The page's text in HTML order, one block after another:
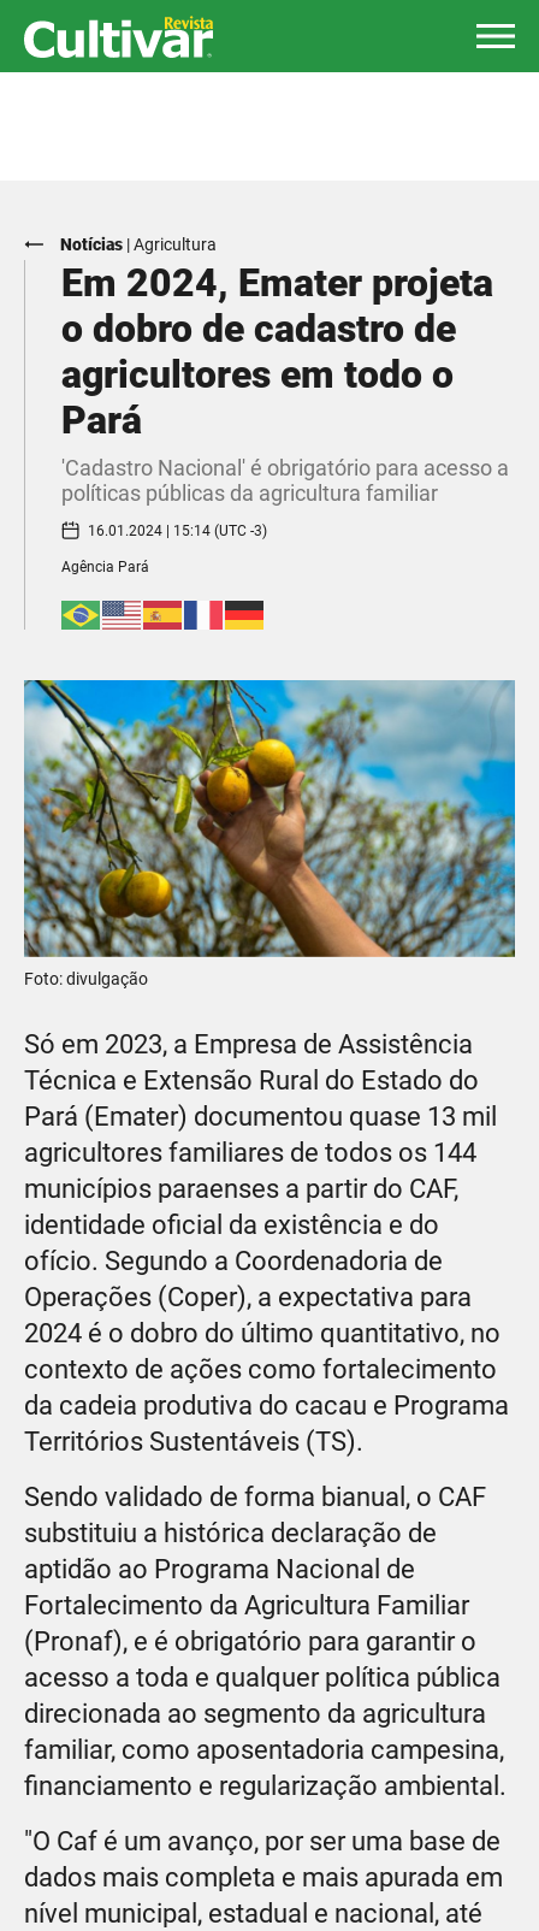
Notícias |Agricultura
Em 2024, Emater projeta
o dobro de cadastro de
agricultores em todo o
Pará
'Cadastro Nacional' é obrigatório para acesso a
políticas públicas da agricultura familiar
16.01.2024 | 15:14 (UTC -3)
Agência Pará
Foto: divulgação
Só em 2023, a Empresa de Assistência
Técnica e Extensão Rural do Estado do
Pará (Emater) documentou quase 13 mil
agricultores familiares de todos os 144
municípios paraenses a partir do CAF,
identidade oficial da existência e do
ofício. Segundo a Coordenadoria de
Operações (Coper), a expectativa para
2024 é o dobro do último quantitativo, no
contexto de ações como fortalecimento
da cadeia produtiva do cacau e Programa
Territórios Sustentáveis (TS).
Sendo validado de forma bianual, o CAF
substituiu a histórica declaração de
aptidão ao Programa Nacional de
Fortalecimento da Agricultura Familiar
(Pronaf), e é obrigatório para garantir o
acesso a toda e qualquer política pública
direcionada ao segmento da agricultura
familiar, como aposentadoria campesina,
financiamento e regularização ambiental.
"O Caf é um avanço, por ser uma base de
dados mais completa e mais apurada em
nível municipal, estadual e nacional, até